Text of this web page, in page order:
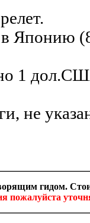
в Японию
1
не
гидом.
пожалуйста